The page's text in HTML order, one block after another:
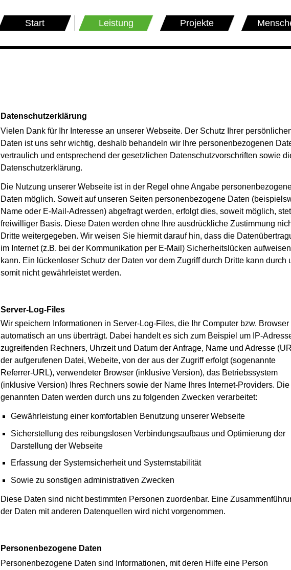
Start Leistung Projekte
Datenschutzerklärung
Vielen Dank für Ihr Interesse an unserer Webseite. Der Schutz Ihrer
Daten ist uns sehr wichtig, deshalb behandeln wir Ihre personenbezogenen
vertraulich und entsprechend der gesetzlichen Datenschutzvorschriften sowie
Datenschutzerklärung.
Die Nutzung unserer Webseite ist in der Regel ohne Angabe
Daten möglich. Soweit auf unseren Seiten personenbezogene Daten
Name oder E-Mail-Adressen) abgefragt werden, erfolgt dies, soweit möglich,
freiwilliger Basis. Diese Daten werden ohne Ihre ausdrückliche Zustimmung
Dritte weitergegeben. Wir weisen Sie hiermit darauf hin, dass die
im Internet (z.B. bei der Kommunikation per E-Mail) Sicherheitslücken aufweisen
kann. Ein lückenloser Schutz der Daten vor dem Zugriff durch Dritte kann durch
somit nicht gewährleistet werden.
Server-Log-Files
Wir speichern Informationen in Server-Log-Files, die Ihr Computer bzw. Browser
automatisch an uns überträgt. Dabei handelt es sich zum Beispiel um IP-
zugreifenden Rechners, Uhrzeit und Datum der Anfrage, Name und Adresse
der aufgerufenen Datei, Webeite, von der aus der Zugriff erfolgt (sogenannte
Referrer-URL), verwendeter Browser (inklusive Version), das Betriebssystem
(inklusive Version) Ihres Rechners sowie der Name Ihres Internet-Providers. Die
genannten Daten werden durch uns zu folgenden Zwecken verarbeitet:
Gewährleistung einer komfortablen Benutzung unserer Webseite
Sicherstellung des reibungslosen Verbindungsaufbaus und Optimierung der
Darstellung der Webseite
Erfassung der Systemsicherheit und Systemstabilität
Sowie zu sonstigen administrativen Zwecken
Diese Daten sind nicht bestimmten Personen zuordenbar. Eine
der Daten mit anderen Datenquellen wird nicht vorgenommen.
Personenbezogene Daten
Personenbezogene Daten sind Informationen, mit deren Hilfe eine Person